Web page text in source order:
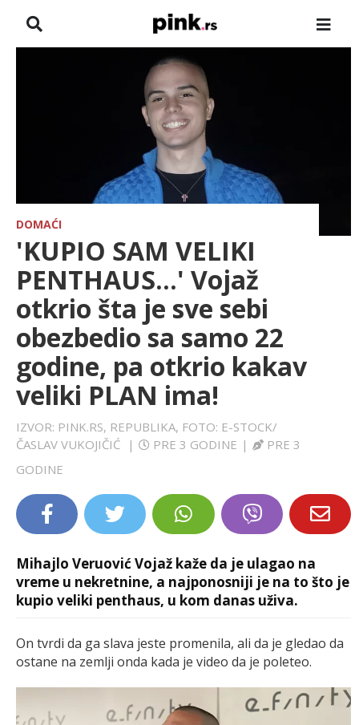
HRONIKA
FARMERI
TV
SPORT
LIFESTYLE
DOMAĆI
'KUPIO SAM VELIKI
PENTHAUS...' Vojaž
otkrio šta je sve sebi
obezbedio sa samo 22
godine, pa otkrio kakav
veliki PLAN ima!
IZVOR: PINK.RS, REPUBLIKA, FOTO: E-STOCK/
ČASLAV VUKOJIČIĆ
| PRE 3 GODINE |
PRE 3
GODINE
Mihajlo Veruović Vojaž kaže da je ulagao na
vreme u nekretnine, a najponosniji je na to što je
kupio veliki penthaus, u kom danas uživa.
On tvrdi da ga slava jeste promenila, ali da je gledao da
ostane na zemlji onda kada je video da je poleteo.